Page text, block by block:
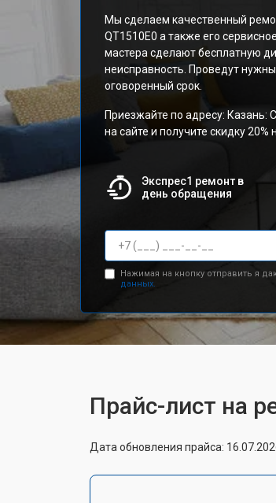
Мы сделаем качественный
QT1510E0 а также его
мастера сделают бесплатную
неисправность. Проведут
оговоренный срок.
Приезжайте по адресу: Казань:
на сайте и получите скидку
Экспрес1 ремонт в
день обращения
Нажимая на кнопку отправить я
данных.
Прайс-лист на
Дата обновления прайса: